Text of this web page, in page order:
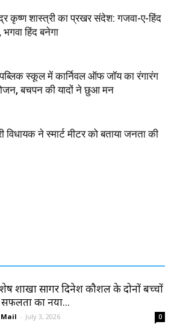
कृष्ण शास्त्री का प्रखर संदेश: गजवा-ए-हिंद
भगवा हिंद बनेगा
स्कूल में कार्निवल ऑफ जॉय का रंगारंग
बचपन की यादों ने छुआ मन
विधायक ने स्मार्ट मीटर को बताया जनता की
शाखा सागर दिनेश कौशल के दोनों बच्चों
सफलता का नया...
- July 3, 2026 0